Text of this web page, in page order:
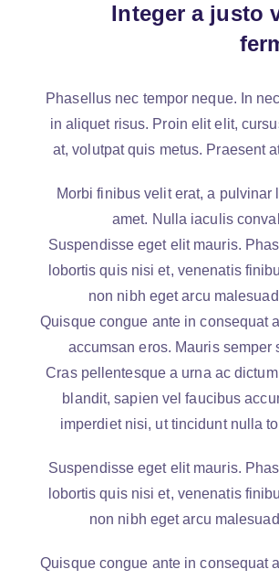
Integer a justo
Phasellus nec tempor neque. In
in aliquet risus. Proin elit elit,
at, volutpat quis metus. Praesent
Morbi finibus velit erat, a pulvinar
amet. Nulla iaculis
Suspendisse eget elit mauris.
lobortis quis nisi et, venenatis
non nibh eget arcu
Quisque congue ante in consequat
accumsan eros. Mauris semper
Cras pellentesque a urna ac
blandit, sapien vel faucibus
imperdiet nisi, ut tincidunt nulla
Suspendisse eget elit mauris.
lobortis quis nisi et, venenatis
non nibh eget arcu
Quisque congue ante in consequat